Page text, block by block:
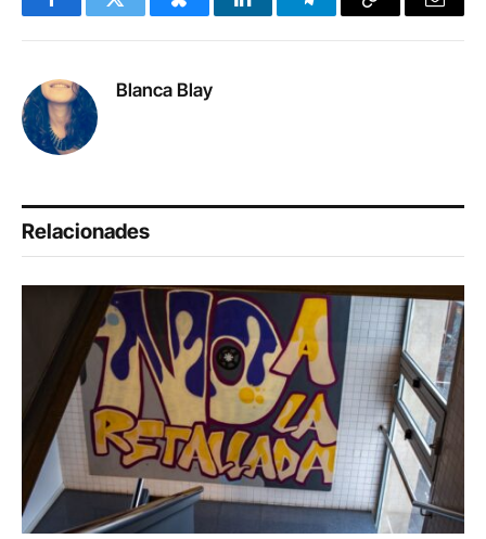
FacebookTwitter BlueskyLinkedInTelegramCopy
Email
Blanca Blay
Relacionades